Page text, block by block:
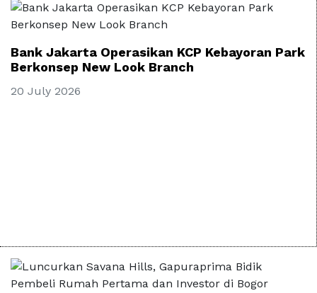
Bank Jakarta Operasikan KCP Kebayoran Park
Berkonsep New Look Branch
20 July 2026